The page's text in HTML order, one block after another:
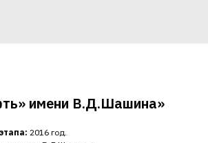
имени В.Д.Шашина»
2016 год.